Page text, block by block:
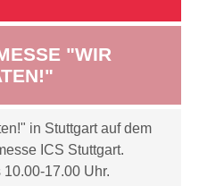
"WIR
in Stuttgart auf dem
ICS Stuttgart.
17.00 Uhr.